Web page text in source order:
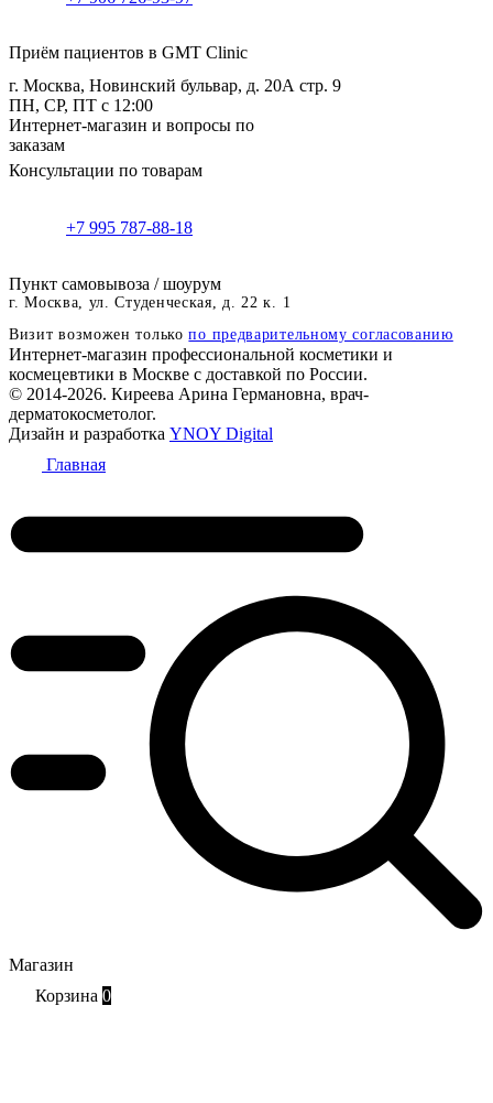
Приём пациентов в GMT Clinic
г. Москва, Новинский бульвар, д. 20А стр. 9
ПН, СР, ПТ с 12:00
Интернет-магазин и вопросы по
заказам
Консультации по товарам
+7 995 787-88-18
Пункт самовывоза / шоурум
г. Москва, ул. Студенческая, д. 22 к. 1
Визит возможен толькопо предварительному согласованию
Интернет-магазин профессиональной косметики и
космецевтики в Москве с доставкой по России.
© 2014-2026. Киреева Арина Германовна, врач-
дерматокосметолог.
Дизайн и разработка YNOY Digital
Главная
Магазин
Корзина 0